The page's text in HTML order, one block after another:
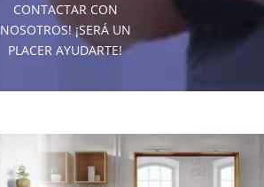
CONTACTAR CON
NOSOTROS! ¡SERÁ UN
PLACER AYUDARTE!